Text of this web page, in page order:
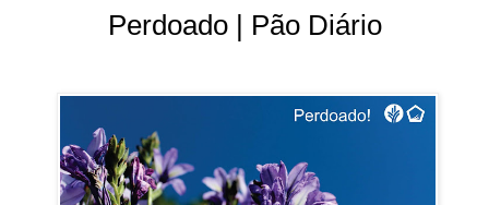
Perdoado | Pão Diário